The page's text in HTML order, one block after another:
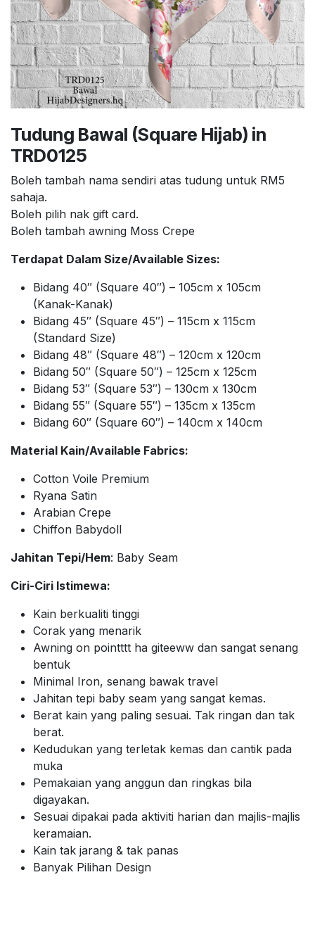
Tudung Bawal (Square Hijab) in
TRD0125
Boleh tambah nama sendiri atas tudung untuk RM5
sahaja.
Boleh pilih nak gift card.
Boleh tambah awning Moss Crepe
Terdapat Dalam Size/Available Sizes:
Bidang 40″ (Square 40″) – 105cm x 105cm
(Kanak-Kanak)
Bidang 45″ (Square 45″) – 115cm x 115cm
(Standard Size)
Bidang 48″ (Square 48″) – 120cm x 120cm
Bidang 50″ (Square 50″) – 125cm x 125cm
Bidang 53″ (Square 53″) – 130cm x 130cm
Bidang 55″ (Square 55″) – 135cm x 135cm
Bidang 60″ (Square 60″) – 140cm x 140cm
Material Kain/Available Fabrics:
Cotton Voile Premium
Ryana Satin
Arabian Crepe
Chiffon Babydoll
Jahitan Tepi/Hem: Baby Seam
Ciri-Ciri Istimewa:
Kain berkualiti tinggi
Corak yang menarik
Awning on pointttt ha giteeww dan sangat senang
bentuk
Minimal Iron, senang bawak travel
Jahitan tepi baby seam yang sangat kemas.
Berat kain yang paling sesuai. Tak ringan dan tak
berat.
Kedudukan yang terletak kemas dan cantik pada
muka
Pemakaian yang anggun dan ringkas bila
digayakan.
Sesuai dipakai pada aktiviti harian dan majlis-majlis
keramaian.
Kain tak jarang & tak panas
Banyak Pilihan Design